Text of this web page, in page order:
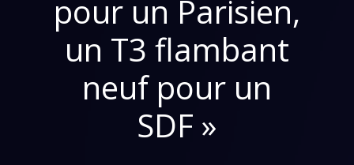
pour un Parisien,
un T3 flambant
neuf pour un
SDF »